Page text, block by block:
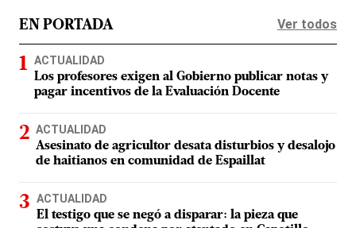
EN PORTADA Ver todos
ACTUALIDAD
Los profesores exigen al Gobierno publicar notas y
pagar incentivos de la Evaluación Docente
ACTUALIDAD
Asesinato de agricultor desata disturbios y desalojo
de haitianos en comunidad de Espaillat
ACTUALIDAD
El testigo que se negó a disparar: la pieza que